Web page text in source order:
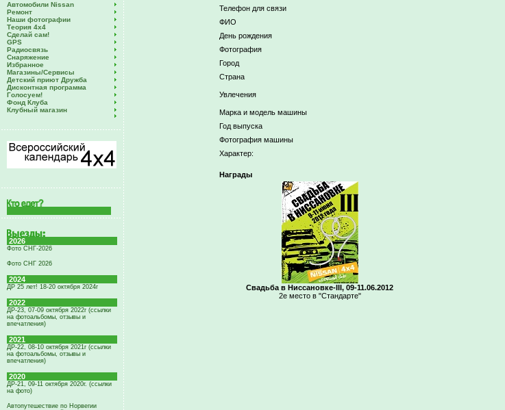
Автомобили Nissan
Ремонт
Наши фотографии
Теория 4х4
Сделай сам!
GPS
Радиосвязь
Снаряжение
Избранное
Магазины/Сервисы
Детский приют Дружба
Дисконтная программа
Голосуем!
Фонд Клуба
Клубный магазин
2026
Фото СНГ-2026
Фото СНГ 2026
2024
ДР 25 лет! 18-20 октября 2024г
2022
ДР-23, 07-09 октября 2022г (ссылки
на фотоальбомы, отзывы и
впечатления)
2021
ДР-22, 08-10 октября 2021г (ссылки
на фотоальбомы, отзывы и
впечатления)
2020
ДР-21, 09-11 октября 2020г. (ссылки
на фото)
Автопутешествие по Норвегии
Телефон для связи
ФИО
День рождения
Фотография
Город
Страна
Увлечения
Марка и модель машины
Год выпуска
Фотография машины
Характер:
Награды
Свадьба в Ниссановке-III, 09-11.06.2012
2е место в "Стандарте"